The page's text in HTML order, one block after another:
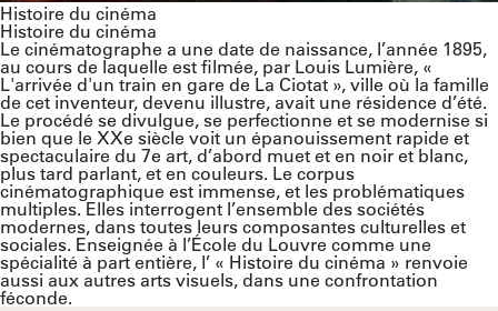
Histoire du cinéma
Histoire du cinéma
Le cinématographe a une date de naissance, l’année 1895,
au cours de laquelle est filmée, par Louis Lumière, «
L'arrivée d'un train en gare de La Ciotat », ville où la famille
de cet inventeur, devenu illustre, avait une résidence d’été.
Le procédé se divulgue, se perfectionne et se modernise si
bien que le XXe siècle voit un épanouissement rapide et
spectaculaire du 7e art, d’abord muet et en noir et blanc,
plus tard parlant, et en couleurs. Le corpus
cinématographique est immense, et les problématiques
multiples. Elles interrogent l’ensemble des sociétés
modernes, dans toutes leurs composantes culturelles et
sociales. Enseignée à l’École du Louvre comme une
spécialité à part entière, l’ « Histoire du cinéma » renvoie
aussi aux autres arts visuels, dans une confrontation
féconde.